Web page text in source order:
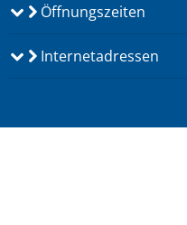
Öffnungszeiten
Internetadressen